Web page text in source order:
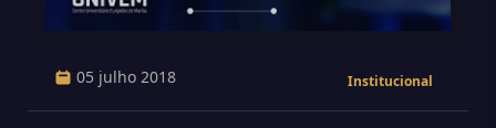
05 julho 2018 Institucional